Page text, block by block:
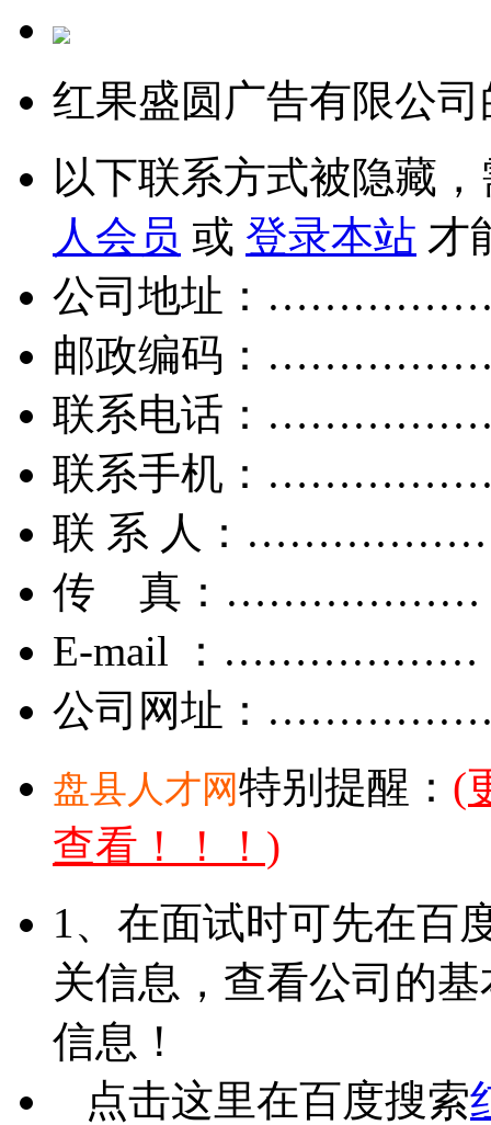
红果盛圆广告有限公
以下联系方式被隐藏
人会员 或 登录本站 才
公司地址：
邮政编码：
联系电话：
联系手机：
联 系 人：
传 真：………………
E-mail ：………………
公司网址：
盘县人才网特别提醒： (
查看！！！)
1、在面试时可先在百
关信息，查看公司的
信息！
点击这里在百度搜索